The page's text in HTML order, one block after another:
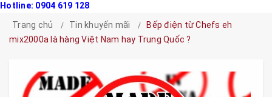
Hotline: 0904 619 128
Trang chủ
Tin khuyến mãi
Bếp điện từ Chefs eh
mix2000a là hàng Việt Nam hay Trung Quốc ?